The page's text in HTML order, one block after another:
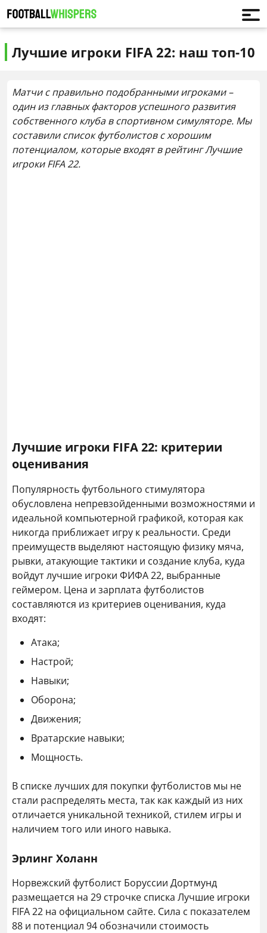
Лучшие игроки FIFA 22: наш топ-10
Матчи с правильно подобранными игроками –
один из главных факторов успешного развития
собственного клуба в спортивном симуляторе. Мы
составили список футболистов с хорошим
потенциалом, которые входят в рейтинг Лучшие
игроки FIFA 22.
Лучшие игроки FIFA 22: критерии
оценивания
Популярность футбольного стимулятора
обусловлена непревзойденными возможностями и
идеальной компьютерной графикой, которая как
никогда приближает игру к реальности. Среди
преимуществ выделяют настоящую физику мяча,
рывки, атакующие тактики и создание клуба, куда
войдут лучшие игроки ФИФА 22, выбранные
геймером. Цена и зарплата футболистов
составляются из критериев оценивания, куда
входят:
Атака;
Настрой;
Навыки;
Оборона;
Движения;
Вратарские навыки;
Мощность.
В списке лучших для покупки футболистов мы не
стали распределять места, так как каждый из них
отличается уникальной техникой, стилем игры и
наличием того или иного навыка.
Эрлинг Холанн
Норвежский футболист Боруссии Дортмунд
размещается на 29 строчке списка Лучшие игроки
FIFA 22 на официальном сайте. Сила с показателем
88 и потенциал 94 обозначили стоимость